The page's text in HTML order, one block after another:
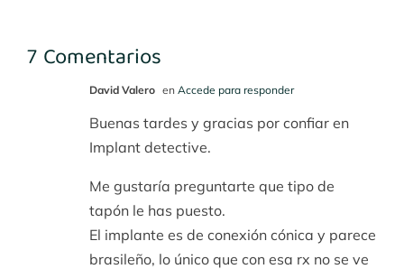
7 Comentarios
David Valero en Accede para responder
Buenas tardes y gracias por confiar en
Implant detective.
Me gustaría preguntarte que tipo de
tapón le has puesto.
El implante es de conexión cónica y parece
brasileño, lo único que con esa rx no se ve